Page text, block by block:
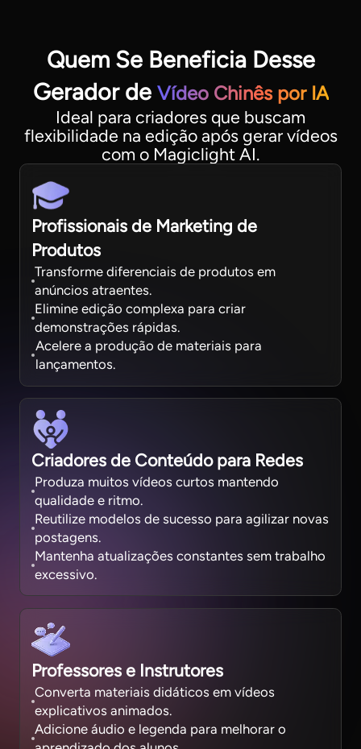
Quem Se Beneficia Desse
Gerador de Vídeo Chinês por IA
Ideal para criadores que buscam
flexibilidade na edição após gerar vídeos
com o Magiclight AI.
Profissionais de Marketing de
Produtos
Transforme diferenciais de produtos em
anúncios atraentes.
Elimine edição complexa para criar
demonstrações rápidas.
Acelere a produção de materiais para
lançamentos.
Criadores de Conteúdo para Redes
Produza muitos vídeos curtos mantendo
qualidade e ritmo.
Reutilize modelos de sucesso para agilizar novas
postagens.
Mantenha atualizações constantes sem trabalho
excessivo.
Professores e Instrutores
Converta materiais didáticos em vídeos
explicativos animados.
Adicione áudio e legenda para melhorar o